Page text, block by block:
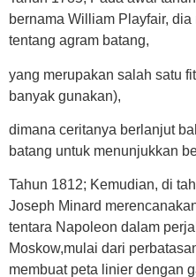
bernama William Playfair,
tentang agram batang,
yang merupakan salah satu
banyak gunakan),
dimana ceritanya berlanjut
batang untuk menunjukkan
Tahun 1812; Kemudian, di
Joseph Minard
tentara Napoleon dalam
Moskow,mulai dari
membuat peta linier dengan